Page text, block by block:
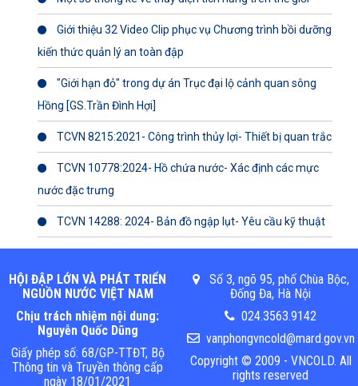
Giới thiệu 32 Video Clip phục vụ Chương trình bồi dưỡng
kiến thức quản lý an toàn đập
"Giới hạn đỏ" trong dự án Trục đại lộ cảnh quan sông
Hồng [GS.Trần Đình Hợi]
TCVN 8215:2021- Công trình thủy lợi- Thiết bị quan trắc
TCVN 10778:2024- Hồ chứa nước- Xác định các mực
nước đặc trưng
TCVN 14288: 2024- Bản đồ ngập lụt- Yêu cầu kỹ thuật
HỘI ĐẬP LỚN VÀ PHÁT TRIỂN
NGUỒN NƯỚC VIỆT NAM
Chịu trách nhiệm nội dung:
Nguyễn Quốc Dũng
Giấy phép số: 68/GP-TTĐT, Bộ
Thông tin và Truyền thông cấp
ngày 18/01/2021
Số 3, ngõ 95, phố Chùa Bộc,
Đống Đa, Hà Nội
024.3563.9142
vanphongvncold@mard.gov.vn
Copyright © 2009 - VNCOLD. All
rights reserved